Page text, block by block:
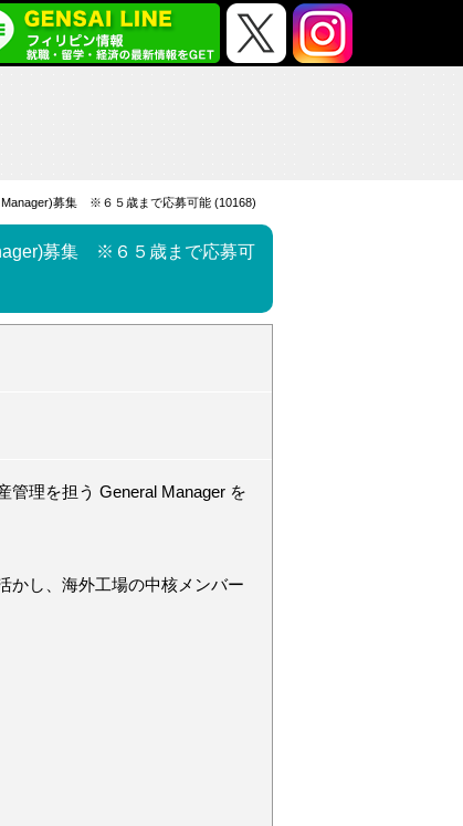
Manager)募集 ※６５歳まで応募可能 (10168)
募集 ※６５歳まで応募可
管理を担う General Manager を
かし、海外工場の中核メンバー